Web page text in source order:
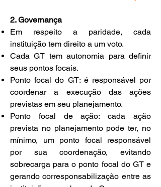
2. Governança
Em respeito a paridade, cada
instituição tem direito a um voto.
Cada GT tem autonomia para definir
seus pontos focais.
Ponto focal do GT: é responsável por
coordenar a execução das ações
previstas em seu planejamento.
Ponto focal de ação: cada ação
prevista no planejamento pode ter, no
mínimo, um ponto focal responsável
por sua coordenação, evitando
sobrecarga para o ponto focal do GT e
gerando corresponsabilização entre as